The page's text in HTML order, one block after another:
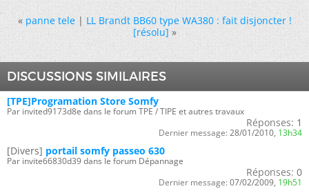
« panne tele|LL Brandt BB60 type WA380 : fait disjoncter !
[résolu] »
DISCUSSIONS SIMILAIRES
[TPE]Programation Store Somfy
Par invited9173d8e dans le forum TPE / TIPE et autres travaux
Réponses: 1
Dernier message: 28/01/2010, 13h34
[Divers] portail somfy passeo 630
Par invite66830d39 dans le forum Dépannage
Réponses: 0
Dernier message: 07/02/2009, 19h51